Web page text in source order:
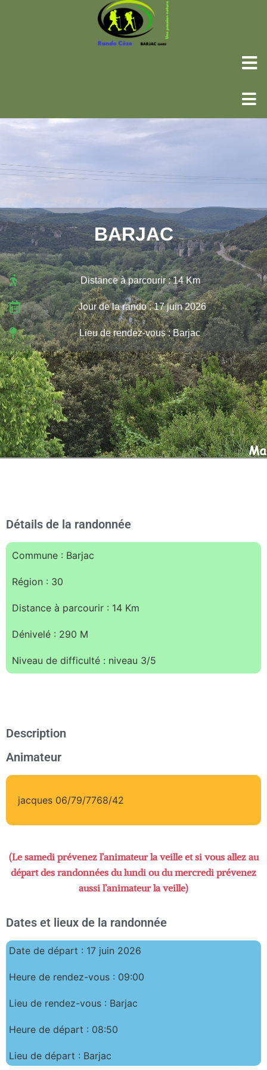
BARJAC
Distance à parcourir : 14 Km
Jour de la rando : 17 juin 2026
Lieu de rendez-vous : Barjac
Détails de la randonnée
Commune : Barjac
Région : 30
Distance à parcourir : 14 Km
Dénivelé : 290 M
Niveau de difficulté : niveau 3/5
Description
Animateur
jacques 06/79/7768/42
(Le samedi prévenez l’animateur la veille et si vous allez au
départ des randonnées du lundi ou du mercredi prévenez
aussi l’animateur la veille)
Dates et lieux de la randonnée
Date de départ : 17 juin 2026
Heure de rendez-vous : 09:00
Lieu de rendez-vous : Barjac
Heure de départ : 08:50
Lieu de départ : Barjac